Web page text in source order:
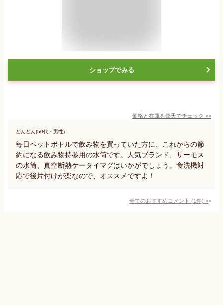
ショップでみる
価格と在庫を楽天でチェック >>
どんどん(50代・男性)
毎日ペットボトルで飲み物を買っていた方に、これからの節
約になる飲み物持参用の水筒です。人気ブランド、サーモス
の水筒、真空断熱ケータイマグはいかがでしょう。食洗機対
応で後片付けが楽なので、オススメですよ！
全てのおすすめコメント (1件) >